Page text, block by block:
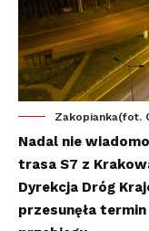
Zakopianka(fot.
Nadal nie
trasa S7 z
Dyrekcja Dróg
przesunęła